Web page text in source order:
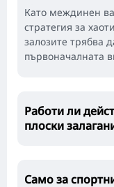
Като междинен
стратегия за
залозите трябва
първоначалната
Работи ли
плоски
Само за